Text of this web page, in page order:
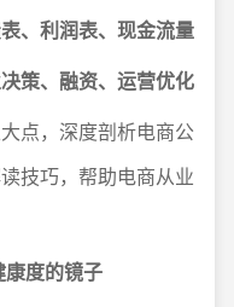
、利润表、现金流量
策、融资、运营优化
点，深度剖析电商公
技巧，帮助电商从业
度的镜子